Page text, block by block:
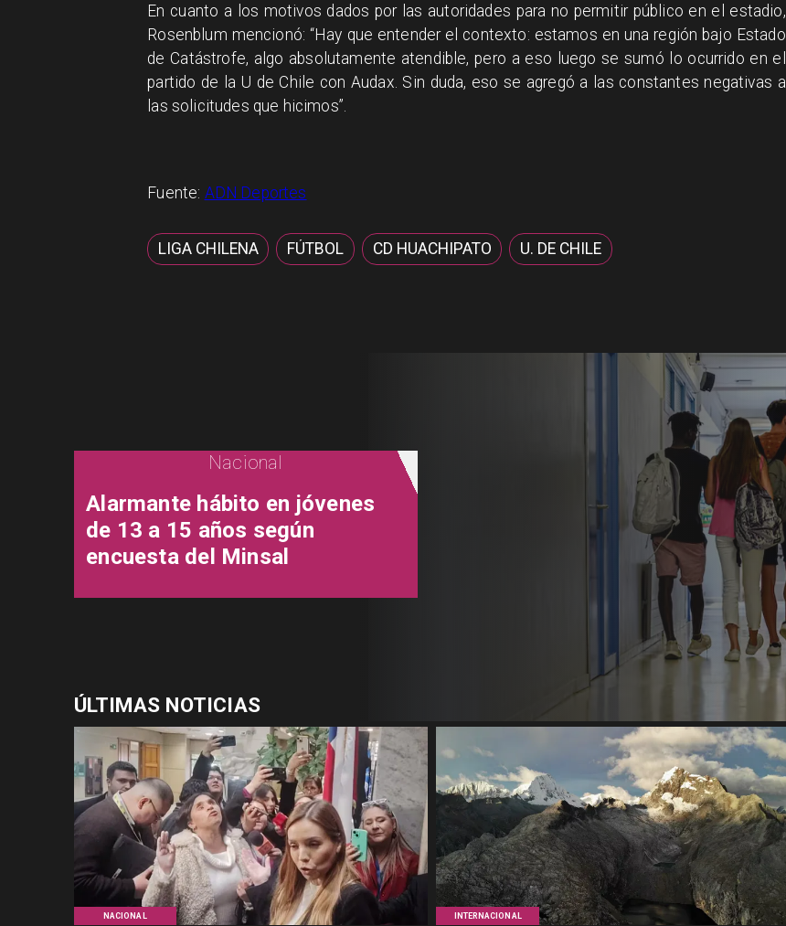
En cuanto a los motivos dados por las autoridades para no permitir público en el estadio,
Rosenblum mencionó: “Hay que entender el contexto: estamos en una región bajo Estado
de Catástrofe, algo absolutamente atendible, pero a eso luego se sumó lo ocurrido en el
partido de la U de Chile con Audax. Sin duda, eso se agregó a las constantes negativas a
las solicitudes que hicimos”.
Fuente: ADN Deportes
LIGA CHILENA FÚTBOL CD HUACHIPATO U. DE CHILE
NACIONAL INTERNACIONAL
Nacional
Alarmante hábito en jóvenes
de 13 a 15 años según
encuesta del Minsal
ÚLTIMAS NOTICIAS